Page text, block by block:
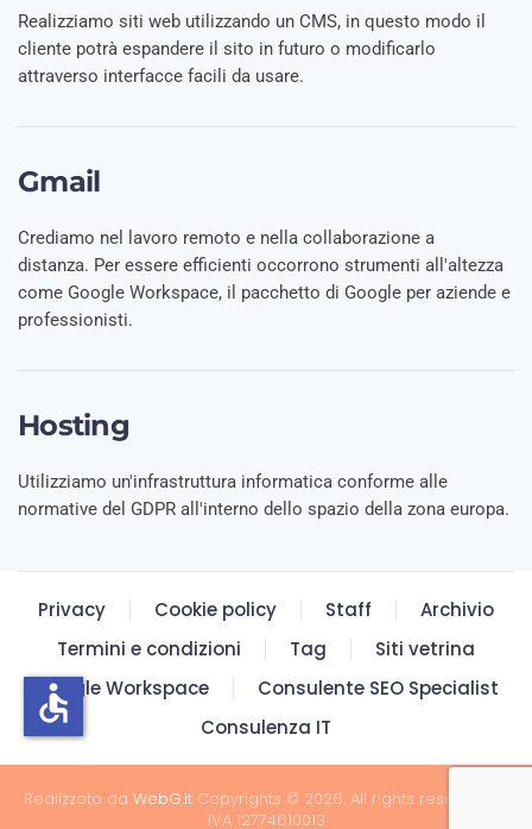
Realizziamo siti web utilizzando un CMS, in questo modo il
cliente potrà espandere il sito in futuro o modificarlo
attraverso interfacce facili da usare.
Gmail
Crediamo nel lavoro remoto e nella collaborazione a
distanza. Per essere efficienti occorrono strumenti all'altezza
come Google Workspace, il pacchetto di Google per aziende e
professionisti.
Hosting
Utilizziamo un'infrastruttura informatica conforme alle
normative del GDPR all'interno dello spazio della zona europa.
Privacy Cookie policy Staff
Archivio
Termini e condizioni
Tag
Siti vetrina
Google Workspace
Consulente SEO Specialist
Consulenza IT
Realizzato da WebG.it Copyrights © 2026. All rights reserved. P.
IVA 12774610013
accessible